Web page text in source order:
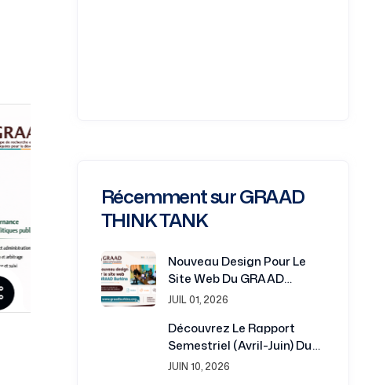
Récemment sur GRAAD
THINK TANK
Nouveau Design Pour Le
Site Web Du GRAAD
Burkina : Une Plateforme
La Recherche Et Du
Développement
JUIL 01, 2026
Découvrez Le Rapport
Semestriel (avril-Juin) Du
Projet Switch Africa Green
JUIN 10, 2026